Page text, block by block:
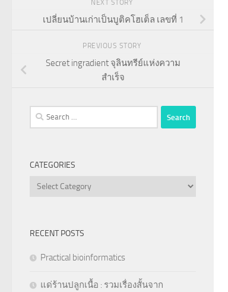
NEXT STORY
เปลี่ยนบ้านเก่าเป็นบูติคโฮเต็ล เลขที่ 1
PREVIOUS STORY
Secret ingradient จุลินทรีย์แห่งความ
สำเร็จ
Search
for:
CATEGORIES
Categories
RECENT POSTS
Practical bioinformatics
แด่ร้านปลูกเนื้อ : รวมเรื่องสั้นจาก